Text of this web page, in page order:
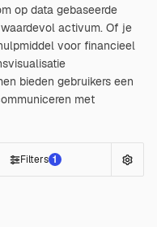
op data gebaseerde
activum. Of je
voor financieel
bieden gebruikers een
met
Filters 1